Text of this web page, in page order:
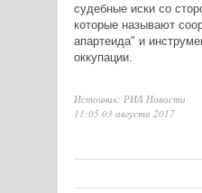
судебные иски со
которые называют
апартеида" и
оккупации.
Источник: РИА Новости
11:05 03 августа 2017